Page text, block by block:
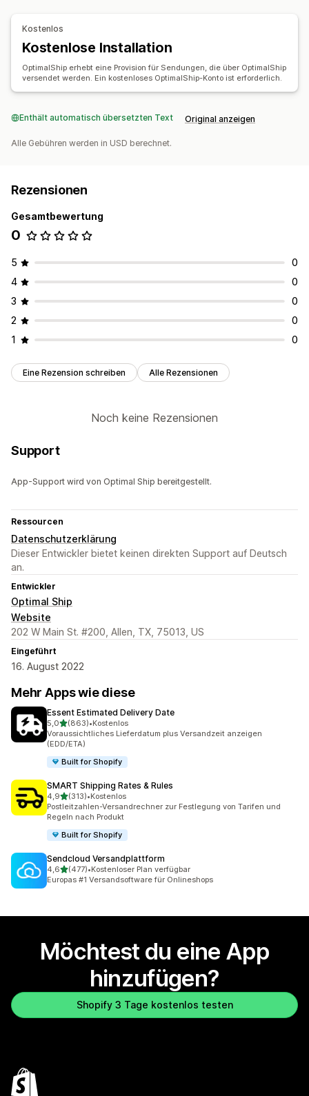
Kostenlos
Kostenlose Installation
OptimalShip erhebt eine Provision für Sendungen, die über OptimalShip
versendet werden. Ein kostenloses OptimalShip-Konto ist erforderlich.
Enthält automatisch übersetzten Text Original anzeigen
Alle Gebühren werden in USD berechnet.
Rezensionen
Gesamtbewertung
0
5
0
4
0
3
0
2
0
1
0
Eine Rezension schreiben Alle Rezensionen
Noch keine Rezensionen
Support
App-Support wird von Optimal Ship bereitgestellt.
Ressourcen
Datenschutzerklärung
Dieser Entwickler bietet keinen direkten Support auf Deutsch
an.
Entwickler
Optimal Ship
Website
202 W Main St. #200, Allen, TX, 75013, US
Eingeführt
16. August 2022
Mehr Apps wie diese
Essent Estimated Delivery Date
5,0von 5 Sternen
(863)
863 Rezensionen insgesamt
•Kostenlos
Voraussichtliches Lieferdatum plus Versandzeit anzeigen
(EDD/ETA)
Built for Shopify
SMART Shipping Rates & Rules
4,9von 5 Sternen
(313)
313 Rezensionen insgesamt
•Kostenlos
Postleitzahlen-Versandrechner zur Festlegung von Tarifen und
Regeln nach Produkt
Built for Shopify
Sendcloud Versandplattform
4,6von 5 Sternen
(477)
477 Rezensionen insgesamt
•Kostenloser Plan verfügbar
Europas #1 Versandsoftware für Onlineshops
Möchtest du eine App
hinzufügen?
Shopify 3 Tage kostenlos testen